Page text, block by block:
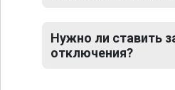
Нужно ли ставить
отключения?